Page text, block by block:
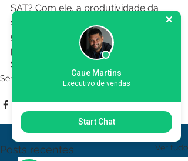
SAT? Com ele, a produtividade da
sua empresa crescerá de forma
gradativa e certamente você
perceberá os resultados em breve.
Solicite um orçamento.
Sem categoria
Posts recentes Ver tudo
Caue Martins
Executivo de vendas
Start Chat